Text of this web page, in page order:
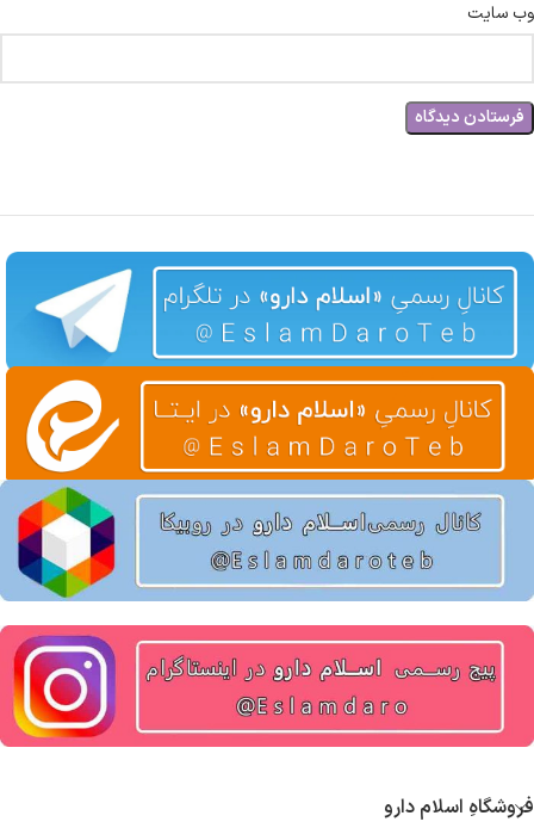
وب‌ سایت
فروشگاهِ اسلام دارو